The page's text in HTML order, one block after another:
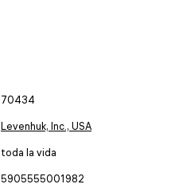
70434
Levenhuk, Inc., USA
toda la vida
5905555001982